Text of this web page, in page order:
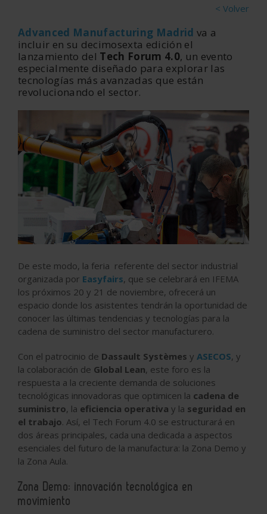
< Volver
Advanced Manufacturing Madrid va a
incluir en su decimosexta edición el
lanzamiento del Tech Forum 4.0, un evento
especialmente diseñado para explorar las
tecnologías más avanzadas que están
revolucionando el sector.
De este modo, la feria referente del sector industrial
organizada por Easyfairs, que se celebrará en IFEMA
los próximos 20 y 21 de noviembre, ofrecerá un
espacio donde los asistentes tendrán la oportunidad de
conocer las últimas tendencias y tecnologías para la
cadena de suministro del sector manufacturero.
Con el patrocinio de Dassault Systèmes y ASECOS, y
la colaboración de Global Lean, este foro es la
respuesta a la creciente demanda de soluciones
tecnológicas innovadoras que optimicen la cadena de
suministro, la eficiencia operativa y la seguridad en
el trabajo. Así, el Tech Forum 4.0 se estructurará en
dos áreas principales, cada una dedicada a aspectos
esenciales del futuro de la manufactura: la Zona Demo y
la Zona Aula.
Zona Demo: innovación tecnológica en
movimiento